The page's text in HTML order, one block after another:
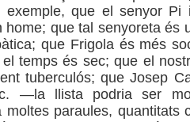
exemple, que el senyor Pi
home; que tal senyoreta és
que Frigola és més
temps és sec; que el
tuberculós; que Josep
—la llista podria ser
moltes paraules, quantitats